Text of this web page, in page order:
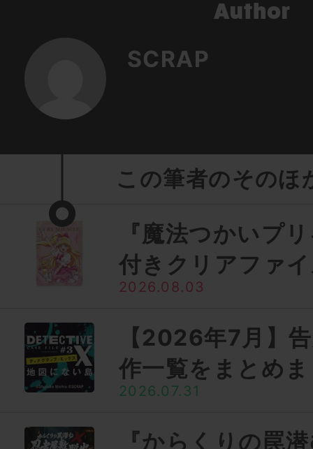
SCRAP
この筆者のそのほ
『魔法つかいプ
付きクリアファ
2026.08.03
【2026年7月】
作一覧をまとめ
2026.07.31
『からくりの罠